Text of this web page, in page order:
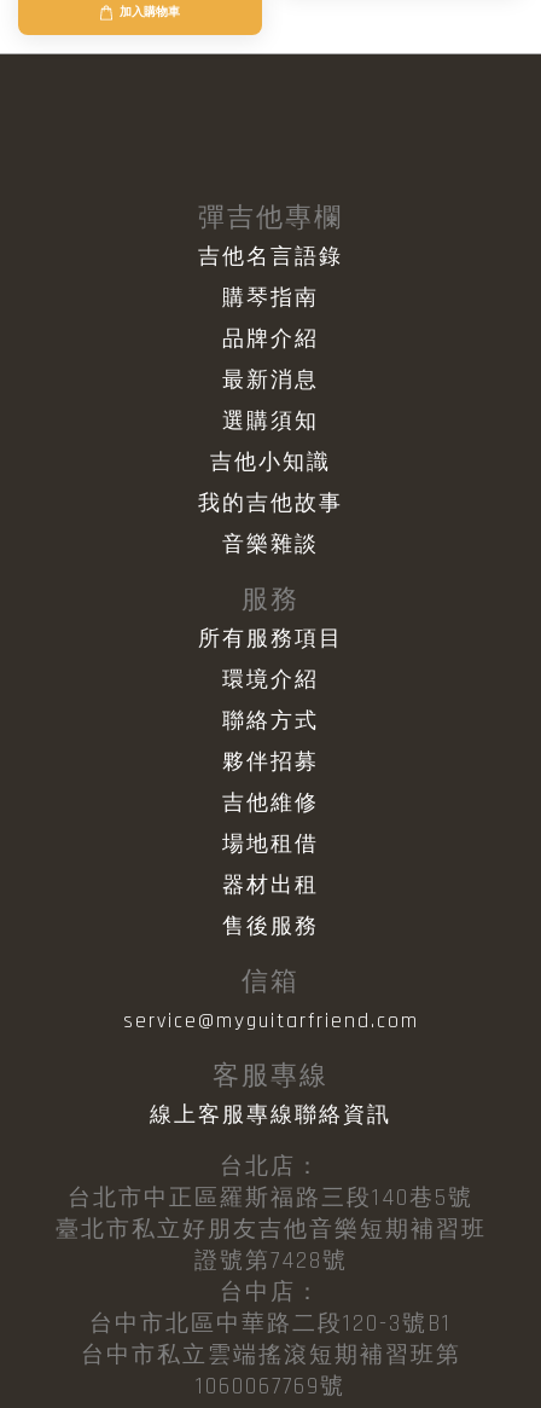
加入購物車
彈吉他專欄
吉他名言語錄
購琴指南
品牌介紹
最新消息
選購須知
吉他小知識
我的吉他故事
音樂雜談
服務
所有服務項目
環境介紹
聯絡方式
夥伴招募
吉他維修
場地租借
器材出租
售後服務
信箱
service@myguitarfriend.com
客服專線
線上客服專線聯絡資訊
台北店：
台北市中正區羅斯福路三段140巷5號
臺北市私立好朋友吉他音樂短期補習班
證號第7428號
台中店：
台中市北區中華路二段120-3號B1
台中市私立雲端搖滾短期補習班第
1060067769號